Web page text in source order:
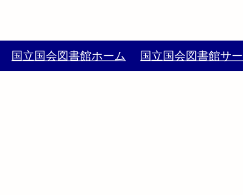
国立国会図書館ホーム 国立国会図書館サ